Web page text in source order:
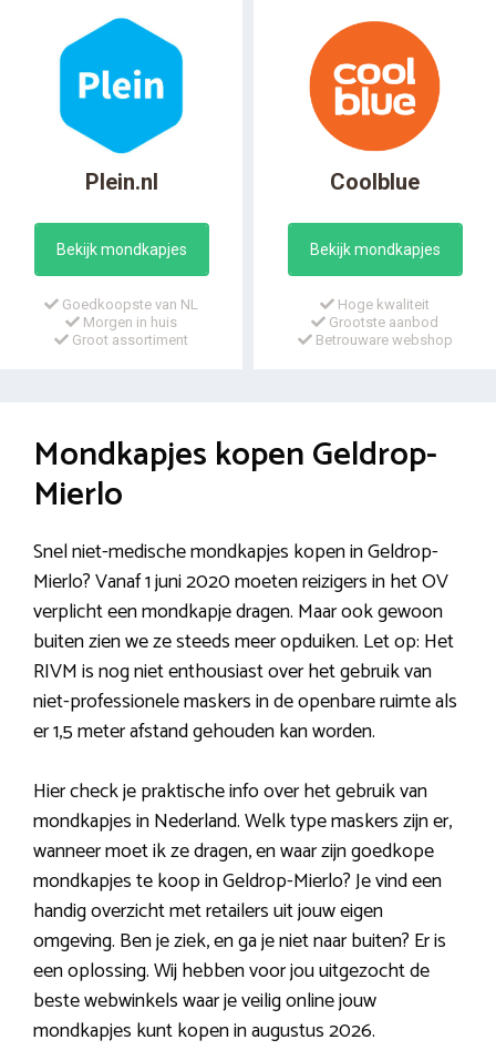
Plein.nl
Bekijk mondkapjes
Goedkoopste van NL
Morgen in huis
Groot assortiment
Coolblue
Bekijk mondkapjes
Hoge kwaliteit
Grootste aanbod
Betrouware webshop
Mondkapjes kopen Geldrop-
Mierlo
Snel niet-medische mondkapjes kopen in Geldrop-
Mierlo? Vanaf 1 juni 2020 moeten reizigers in het OV
verplicht een mondkapje dragen. Maar ook gewoon
buiten zien we ze steeds meer opduiken. Let op: Het
RIVM is nog niet enthousiast over het gebruik van
niet-professionele maskers in de openbare ruimte als
er 1,5 meter afstand gehouden kan worden.
Hier check je praktische info over het gebruik van
mondkapjes in Nederland. Welk type maskers zijn er,
wanneer moet ik ze dragen, en waar zijn goedkope
mondkapjes te koop in Geldrop-Mierlo? Je vind een
handig overzicht met retailers uit jouw eigen
omgeving. Ben je ziek, en ga je niet naar buiten? Er is
een oplossing. Wij hebben voor jou uitgezocht de
beste webwinkels waar je veilig online jouw
mondkapjes kunt kopen in augustus 2026.